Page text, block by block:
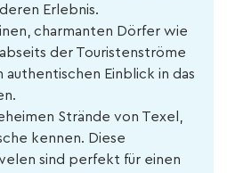
Erlebnis.
charmanten Dörfer wie
der Touristenströme
authentischen Einblick in das
Strände von Texel,
kennen. Diese
sind perfekt für einen